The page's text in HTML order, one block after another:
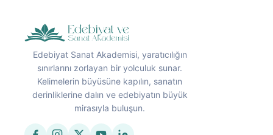
Edebiyat Sanat Akademisi, yaratıcılığın
sınırlarını zorlayan bir yolculuk sunar.
Kelimelerin büyüsüne kapılın, sanatın
derinliklerine dalın ve edebiyatın büyük
mirasıyla buluşun.